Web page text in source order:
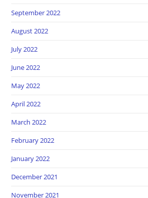
September 2022
August 2022
July 2022
June 2022
May 2022
April 2022
March 2022
February 2022
January 2022
December 2021
November 2021